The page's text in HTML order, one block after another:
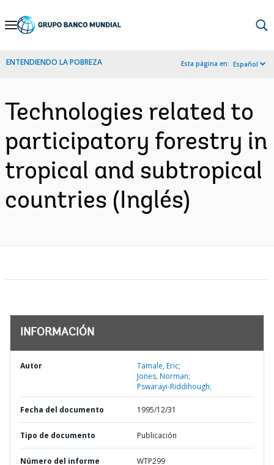
Skip
Navigation
ENTENDIENDO LA POBREZA Esta página en: Español
Technologies related to
participatory forestry in
tropical and subtropical
countries (Inglés)
INFORMACIÓN
Autor
Tamale, Eric;
Jones, Norman;
Pswarayi-Riddihough;
Fecha del documento 1995/12/31
Tipo de documento Publicación
Número del informe WTP299